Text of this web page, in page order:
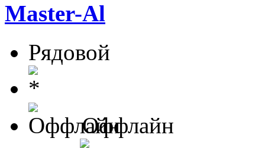
Master-Al
Рядовой
Оффлайн